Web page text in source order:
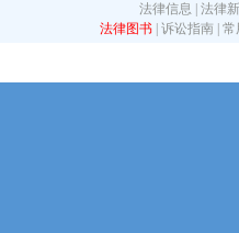
法律信息 法律
法律图书 诉讼指南 常